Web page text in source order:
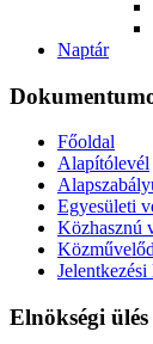
Naptár
Főoldal
Alapítólevél
Egyesületi
Közhasznú
Elnökségi ülés